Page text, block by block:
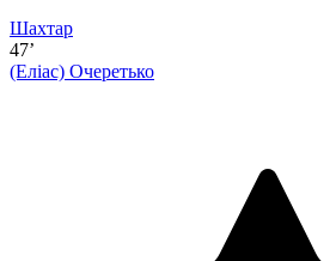
Шахтар
47’
(Еліас) Очеретько